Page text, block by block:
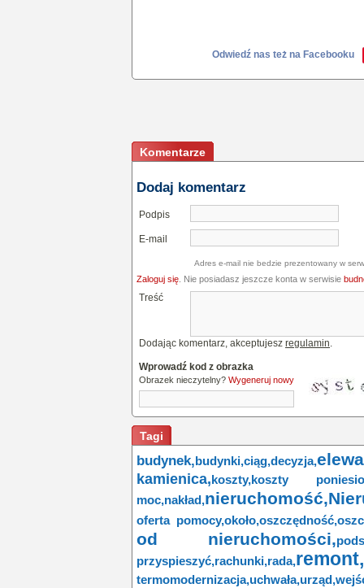
Odwiedź nas też na Facebooku
Komentarze
Dodaj komentarz
Podpis
E-mail
Adres e-mail nie bedzie prezentowany w
Zaloguj się . Nie posiadasz jeszcze konta w serwisie
Treść
Dodając komentarz, akceptujesz regulamin.
Wprowadź kod z obrazka
Obrazek nieczytelny? Wygeneruj nowy
Tagi
budynek,budynki,ciąg,decyzja,
kamienica,koszty,koszty
moc,nakład,nieruchomość,
oferta pomocy,około,oszczędność,
od nieruchomości,
przyspieszyć,rachunki,rada,remont,
termomodernizacja,uchwała,urząd,